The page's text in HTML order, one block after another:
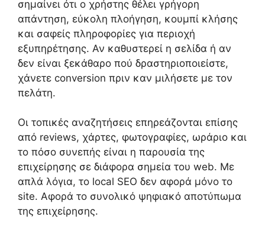
σημαίνει ότι ο χρήστης θέλει γρήγορη
απάντηση, εύκολη πλοήγηση, κουμπί κλήσης
και σαφείς πληροφορίες για περιοχή
εξυπηρέτησης. Αν καθυστερεί η σελίδα ή αν
δεν είναι ξεκάθαρο πού δραστηριοποιείστε,
χάνετε conversion πριν καν μιλήσετε με τον
πελάτη.
Οι τοπικές αναζητήσεις επηρεάζονται επίσης
από reviews, χάρτες, φωτογραφίες, ωράριο και
το πόσο συνεπής είναι η παρουσία της
επιχείρησης σε διάφορα σημεία του web. Με
απλά λόγια, το local SEO δεν αφορά μόνο το
site. Αφορά το συνολικό ψηφιακό αποτύπωμα
της επιχείρησης.